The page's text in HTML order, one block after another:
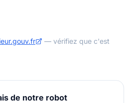
— vérifiez que c'est
de notre robot